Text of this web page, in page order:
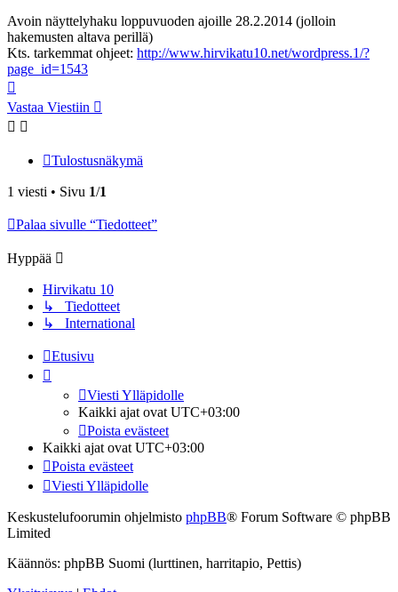
Avoin näyttelyhaku loppuvuoden ajoille 28.2.2014 (jolloin
hakemusten altava perillä)
Kts. tarkemmat ohjeet: http://www.hirvikatu10.net/wordpress.1/?
page_id=1543
Vastaa Viestiin
Tulostusnäkymä
1 viesti • Sivu 1/1
Palaa sivulle “Tiedotteet”
Hyppää
Hirvikatu 10
↳ Tiedotteet
↳ International
Etusivu
Viesti Ylläpidolle
Kaikki ajat ovat UTC+03:00
Poista evästeet
Kaikki ajat ovat UTC+03:00
Poista evästeet
Viesti Ylläpidolle
Keskustelufoorumin ohjelmisto phpBB® Forum Software © phpBB
Limited
Käännös: phpBB Suomi (lurttinen, harritapio, Pettis)